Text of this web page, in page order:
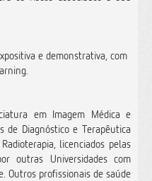
e demonstrativa, com
em Imagem Médica e
de Diagnóstico e Terapêutica
licenciados pelas
outras Universidades com
Outros profissionais de saúde